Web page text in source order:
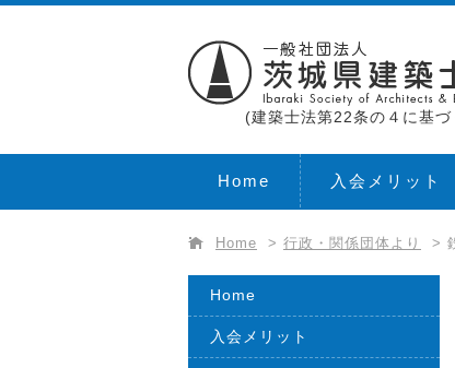
(建築士法第22条の４に基づ
Home 入会メリット
Home > 行政・関係団体より >
Home
入会メリット